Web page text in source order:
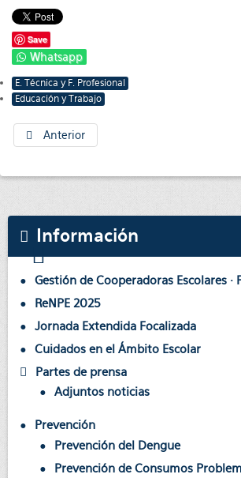
Save
Whatsapp
E. Técnica y F. Profesional
Educación y Trabajo
Anterior
Información
Gestión de Cooperadoras Escolares ·
ReNPE 2025
Jornada Extendida Focalizada
Cuidados en el Ámbito Escolar
Partes de prensa
Adjuntos noticias
Prevención
Prevención del Dengue
Prevención de Consumos